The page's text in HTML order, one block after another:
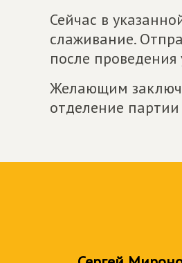
Сейчас в
слаживание.
после
Желающим
отделение